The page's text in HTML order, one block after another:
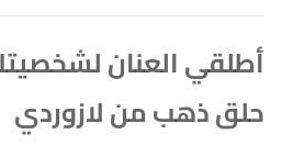
أطلقي العنان
حلق ذهب من لازوردي